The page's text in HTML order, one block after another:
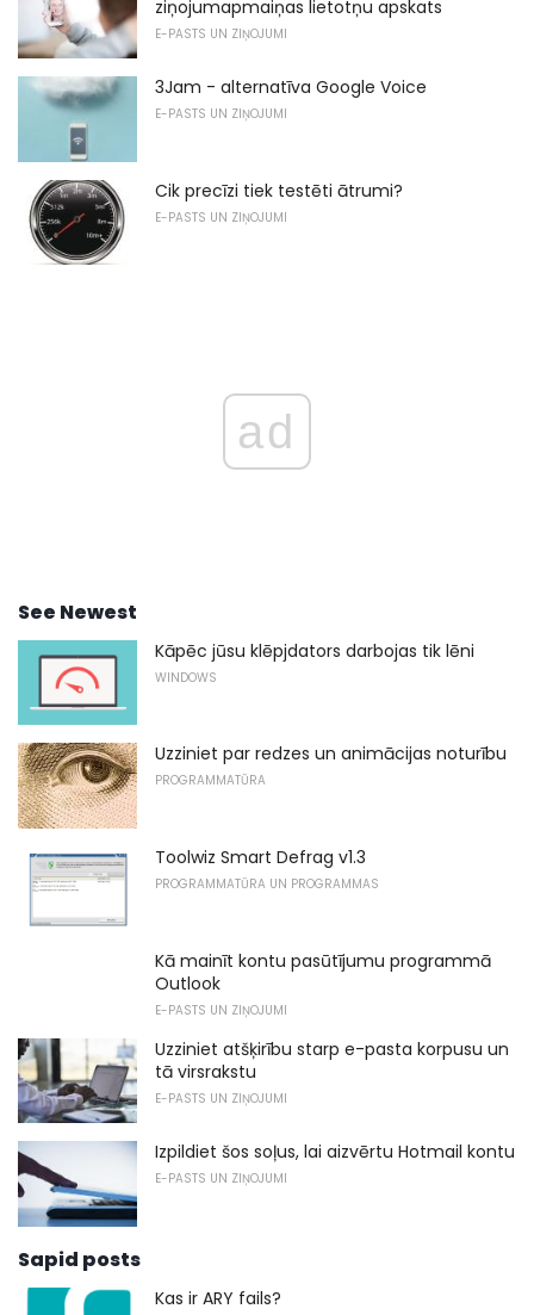
ziņojumapmaiņas lietotņu apskats
E-PASTS UN ZIŅOJUMI
3Jam - alternatīva Google Voice
E-PASTS UN ZIŅOJUMI
Cik precīzi tiek testēti ātrumi?
E-PASTS UN ZIŅOJUMI
ad
See Newest
Kāpēc jūsu klēpjdators darbojas tik lēni
WINDOWS
Uzziniet par redzes un animācijas noturību
PROGRAMMATŪRA
Toolwiz Smart Defrag v1.3
PROGRAMMATŪRA UN PROGRAMMAS
Kā mainīt kontu pasūtījumu programmā
Outlook
E-PASTS UN ZIŅOJUMI
Uzziniet atšķirību starp e-pasta korpusu un
tā virsrakstu
E-PASTS UN ZIŅOJUMI
Izpildiet šos soļus, lai aizvērtu Hotmail kontu
E-PASTS UN ZIŅOJUMI
Sapid posts
Kas ir ARY fails?